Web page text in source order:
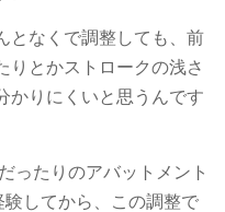
となくで調整しても、前
りとかストロークの浅さ
かりにくいと思うんです
ったりのアバットメント
してから、この調整で